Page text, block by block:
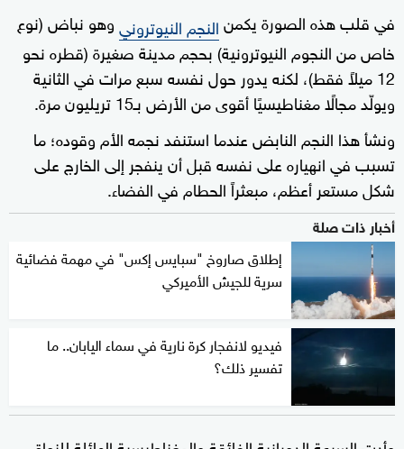
في قلب هذه الصورة يكمنالنجم النيوترونيوهو نباض (نوع
خاص من النجوم النيوترونية) بحجم مدينة صغيرة (قطره نحو
12 ميلاً فقط)، لكنه يدور حول نفسه سبع مرات في الثانية
ويولّد مجالًا مغناطيسيًا أقوى من الأرض بـ15 تريليون مرة.
ونشأ هذا النجم النابض عندما استنفد نجمه الأم وقوده؛ ما
تسبب في انهياره على نفسه قبل أن ينفجر إلى الخارج على
شكل مستعر أعظم، مبعثراً الحطام في الفضاء.
أخبار ذات صلة
إطلاق صاروخ "سبايس إكس" في مهمة فضائية
سرية للجيش الأميركي
فيديو لانفجار كرة نارية في سماء اليابان.. ما
تفسير ذلك؟